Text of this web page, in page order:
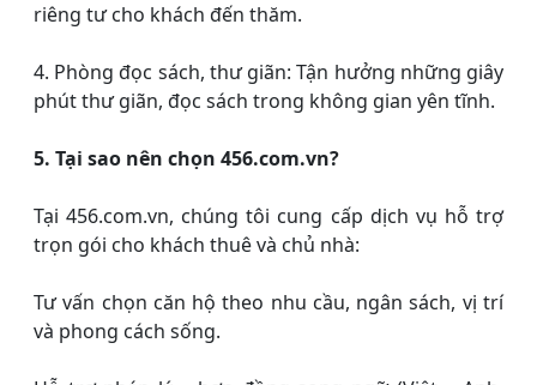
riêng tư cho khách đến thăm.
4. Phòng đọc sách, thư giãn: Tận hưởng những giây
phút thư giãn, đọc sách trong không gian yên tĩnh.
5. Tại sao nên chọn 456.com.vn?
Tại 456.com.vn, chúng tôi cung cấp dịch vụ hỗ trợ
trọn gói cho khách thuê và chủ nhà:
Tư vấn chọn căn hộ theo nhu cầu, ngân sách, vị trí
và phong cách sống.